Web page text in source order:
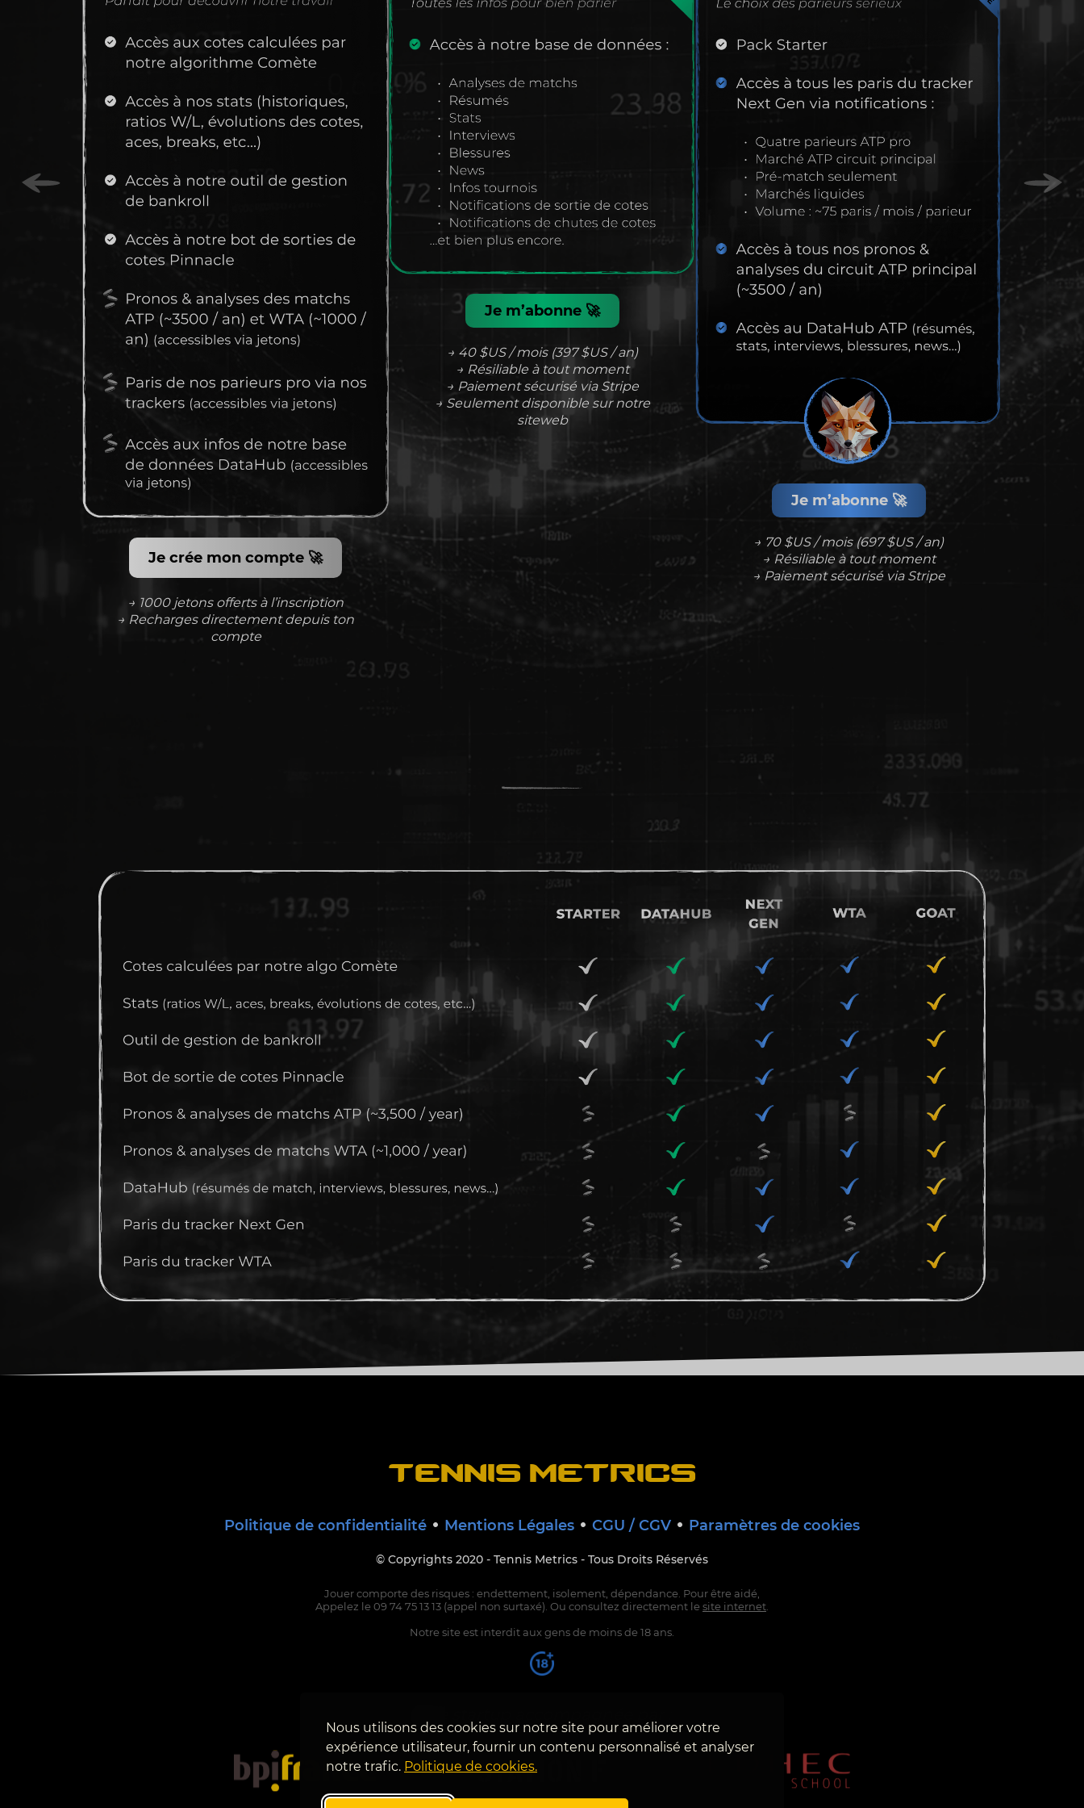
Nous utilisons des cookies sur notre site pour améliorer votre
expérience utilisateur, fournir un contenu personnalisé et analyser
notre trafic. Politique de cookies.
Je crée mon compte 🚀
→ 1000 jetons offerts à l’inscription
→ Recharges directement depuis ton
compte
Je m’abonne 🚀
→ 40 $US / mois (397 $US / an)
→ Résiliable à tout moment
→ Paiement sécurisé via Stripe
→ Seulement disponible sur notre
siteweb
Je m’abonne 🚀
→ 70 $US / mois (697 $US / an)
→ Résiliable à tout moment
→ Paiement sécurisé via Stripe
TENNIS METRICS
Politique de confidentialité Mentions Légales CGU / CGV Paramètres de cookies
© Copyrights 2020 - Tennis Metrics - Tous Droits Réservés
Jouer comporte des risques : endettement, isolement, dépendance. Pour être aidé,
Appelez le 09 74 75 13 13 (appel non surtaxé). Ou consultez directement le site internet
Notre site est interdit aux gens de moins de 18 ans.